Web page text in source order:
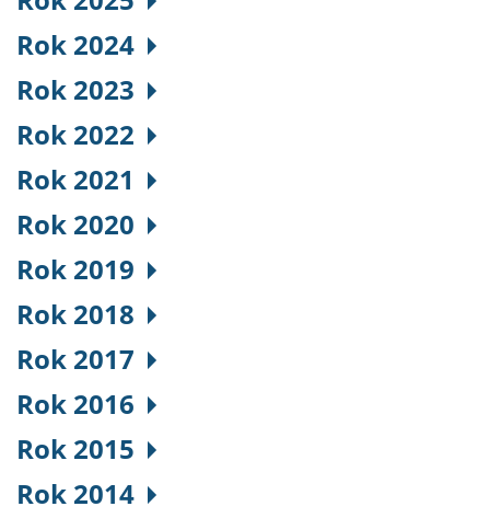
Rok 2024
Rok 2023
Rok 2022
Rok 2021
Rok 2020
Rok 2019
Rok 2018
Rok 2017
Rok 2016
Rok 2015
Rok 2014